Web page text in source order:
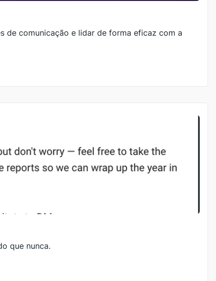
de comunicação e lidar de forma eficaz com a
que nunca.